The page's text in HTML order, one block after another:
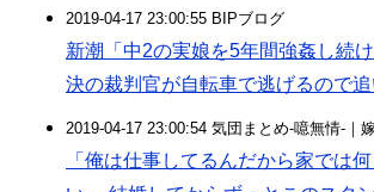
2019-04-17 23:00:55 BIPブログ
新潮「中2の実娘を5年間強姦し続
決の裁判官が自転車で逃げるので追
2019-04-17 23:00:54 気団まとめ-噫無情-｜
「俺は仕事してるんだから家では